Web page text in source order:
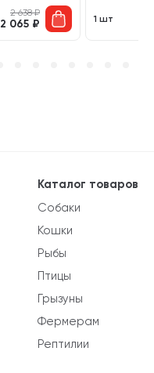
2 638₽
2 065 ₽ 1 шт
Каталог товаров
Собаки
Кошки
Рыбы
Птицы
Грызуны
Фермерам
Рептилии